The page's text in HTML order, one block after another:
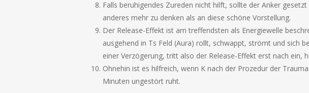
Falls beruhigendes Zureden nicht hilft, sollte der Anker
anderes mehr zu denken als an diese schöne Vorstellung.
Der Release-Effekt ist am treffendsten als Energiewelle
ausgehend in Ts Feld (Aura) rollt, schwappt, strömt und sich
einer Verzögerung, tritt also der Release-Effekt erst nach
Ohnehin ist es hilfreich, wenn K nach der Prozedur der
Minuten ungestört ruht.